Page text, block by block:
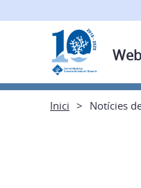
Inici Notícies